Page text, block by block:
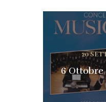
20
6 Ottobre